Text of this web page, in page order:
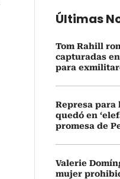
Últimas
Tom Rahill
capturadas
para
Represa para
quedó en
promesa de
Valerie
mujer